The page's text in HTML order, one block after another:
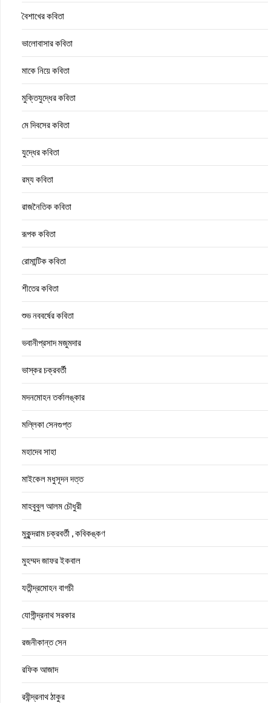
বৈশাখের কবিতা
ভালোবাসার কবিতা
মাকে নিয়ে কবিতা
মুক্তিযুদ্ধের কবিতা
মে দিবসের কবিতা
যুদ্ধের কবিতা
রম্য কবিতা
রাজনৈতিক কবিতা
রূপক কবিতা
রোমান্টিক কবিতা
শীতের কবিতা
শুভ নববর্ষের কবিতা
ভবানীপ্রসাদ মজুমদার
ভাস্কর চক্রবর্তী
মদনমোহন তর্কালঙ্কার
মল্লিকা সেনগুপ্ত
মহাদেব সাহা
মাইকেল মধুসূদন দত্ত
মাহবুবুল আলম চৌধুরী
মুকুন্দরাম চক্রবর্তী , কবিকঙ্কণ
মুহম্মদ জাফর ইকবাল
যতীন্দ্রমোহন বাগচী
যোগীন্দ্রনাথ সরকার
রজনীকান্ত সেন
রফিক আজাদ
রবীন্দ্রনাথ ঠাকুর